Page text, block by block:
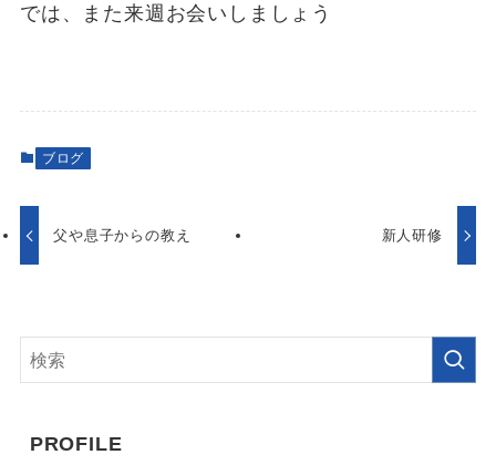
では、また来週お会いしましょう
ブログ
父や息子からの教え 新人研修
PROFILE